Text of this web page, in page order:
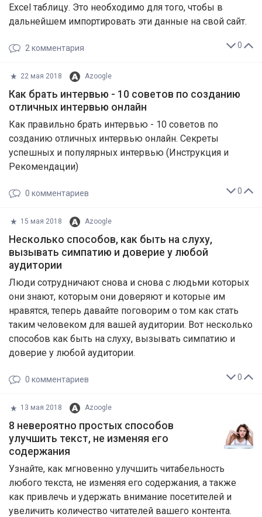
Excel таблицу. Это необходимо для того, чтобы в
дальнейшем импортировать эти данные на свой сайт.
0
2 комментария
22 мая 2018 Azoogle
Как брать интервью - 10 советов по созданию
отличных интервью онлайн
Как правильно брать интервью - 10 советов по
созданию отличных интервью онлайн. Секреты
успешных и популярных интервью (Инструкция и
Рекомендации)
0
0 комментариев
15 мая 2018 Azoogle
Несколько способов, как быть на слуху,
вызывать симпатию и доверие у любой
аудитории
Люди сотрудничают снова и снова с людьми которых
они знают, которым они доверяют и которые им
нравятся, теперь давайте поговорим о том как стать
таким человеком для вашей аудитории. Вот несколько
способов как быть на слуху, вызывать симпатию и
доверие у любой аудитории.
0
0 комментариев
13 мая 2018 Azoogle
8 невероятно простых способов
улучшить текст, не изменяя его
содержания
Узнайте, как мгновенно улучшить читабельность
любого текста, не изменяя его содержания, а также
как привлечь и удержать внимание посетителей и
увеличить количество читателей вашего контента.